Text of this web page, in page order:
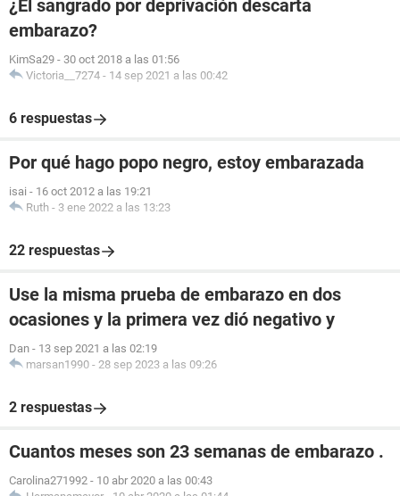
¿El sangrado por deprivación descarta
embarazo?
KimSa29 - 30 oct 2018 a las 01:56
Victoria__7274 - 14 sep 2021 a las 00:42
6 respuestas
Por qué hago popo negro, estoy embarazada
isai - 16 oct 2012 a las 19:21
Ruth - 3 ene 2022 a las 13:23
22 respuestas
Use la misma prueba de embarazo en dos
ocasiones y la primera vez dió negativo y
Dan - 13 sep 2021 a las 02:19
marsan1990 - 28 sep 2023 a las 09:26
2 respuestas
Cuantos meses son 23 semanas de embarazo .
Carolina271992 - 10 abr 2020 a las 00:43